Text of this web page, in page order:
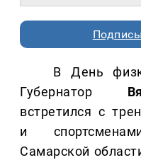
В День
Губернатор
встретился с
и
Самарской